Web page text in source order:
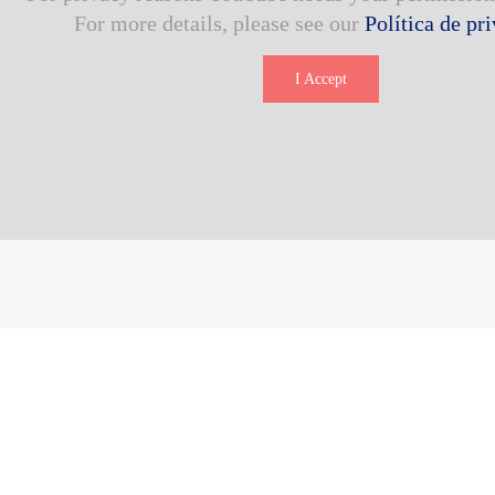
For more details, please see our Política de
I Accept